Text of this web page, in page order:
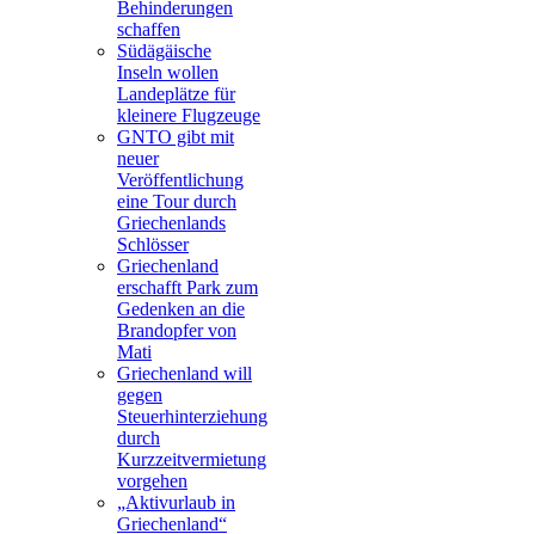
Behinderungen
schaffen
Südägäische
Inseln wollen
Landeplätze für
kleinere Flugzeuge
GNTO gibt mit
neuer
Veröffentlichung
eine Tour durch
Griechenlands
Schlösser
Griechenland
erschafft Park zum
Gedenken an die
Brandopfer von
Mati
Griechenland will
gegen
Steuerhinterziehung
durch
Kurzzeitvermietung
vorgehen
„Aktivurlaub in
Griechenland“